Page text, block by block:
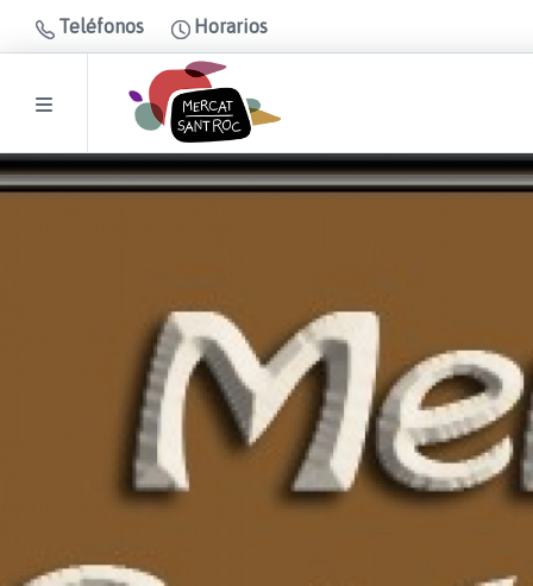
Teléfonos Horarios